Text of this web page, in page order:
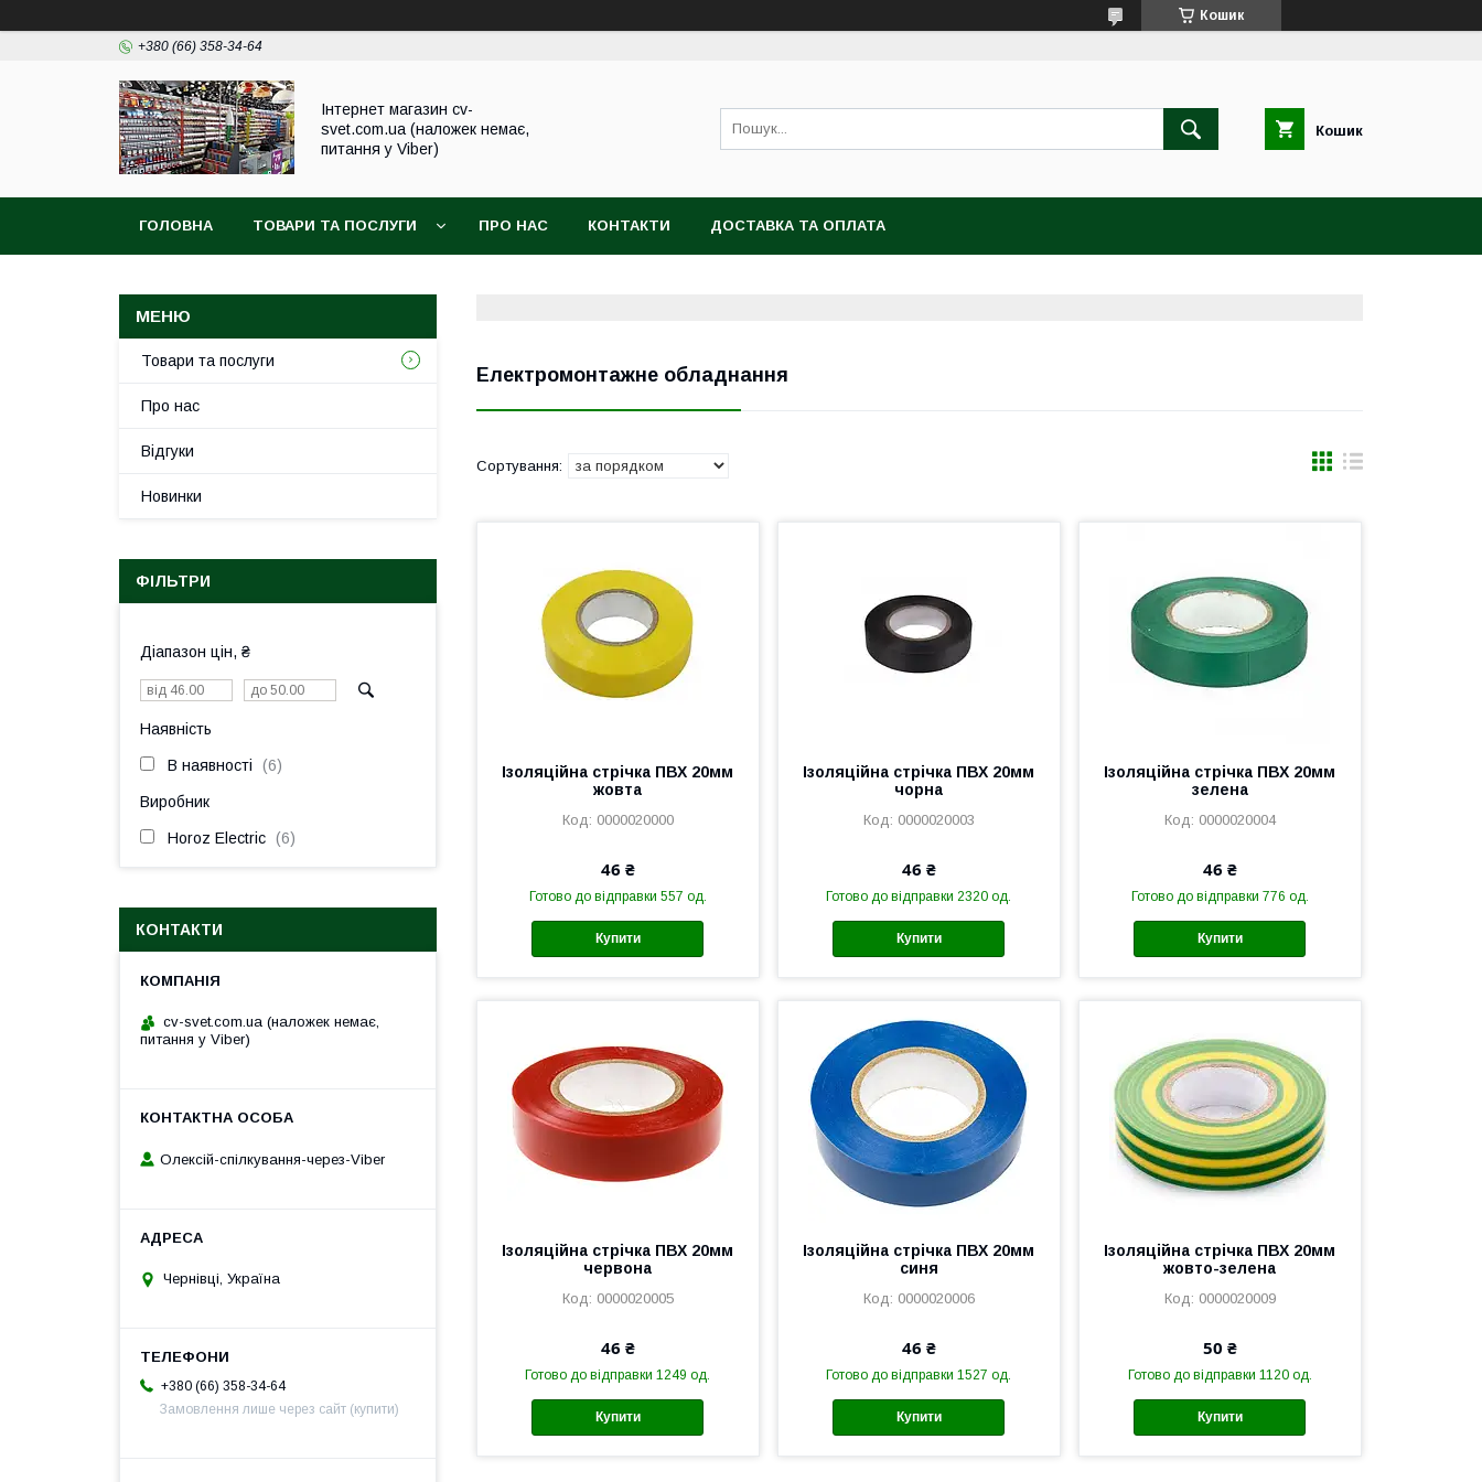
Кошик
+380 (66) 358-34-64
Інтернет магазин cv-
svet.com.ua (наложек немає,
питання у Viber)
Кошик
ГОЛОВНА ТОВАРИ ТА ПОСЛУГИ ПРО НАС КОНТАКТИ ДОСТАВКА ТА ОПЛАТА
Електромонтажне обладнання
Ізоляційна стрічка ПВХ 20мм
жовта
0000020000
46 ₴
Готово до відправки 557 од.
Купити
Ізоляційна стрічка ПВХ 20мм
чорна
0000020003
46 ₴
Готово до відправки 2320 од.
Купити
Ізоляційна стрічка ПВХ 20мм
зелена
0000020004
46 ₴
Готово до відправки 776 од.
Купити
Ізоляційна стрічка ПВХ 20мм
червона
0000020005
46 ₴
Готово до відправки 1249 од.
Купити
Ізоляційна стрічка ПВХ 20мм
синя
0000020006
46 ₴
Готово до відправки 1527 од.
Купити
Ізоляційна стрічка ПВХ 20мм
жовто-зелена
0000020009
50 ₴
Готово до відправки 1120 од.
Купити
Товари та послуги
Про нас
Відгуки
Новинки
ФІЛЬТРИ
Діапазон цін, ₴
Наявність
В наявності 6
Виробник
Horoz Electric 6
КОНТАКТИ
cv-svet.com.ua (наложек немає,
питання у Viber)
Олексій-спілкування-через-Viber
Чернівці, Україна
+380 (66) 358-34-64
Замовлення лише через сайт (купити)